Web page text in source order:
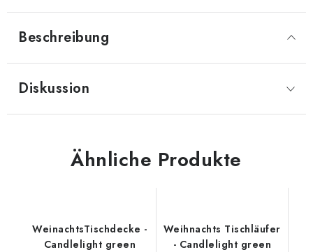
Beschreibung
Diskussion
Ähnliche Produkte
WeinachtsTischdecke -
Candlelight green
Weihnachts Tischläufer
- Candlelight green